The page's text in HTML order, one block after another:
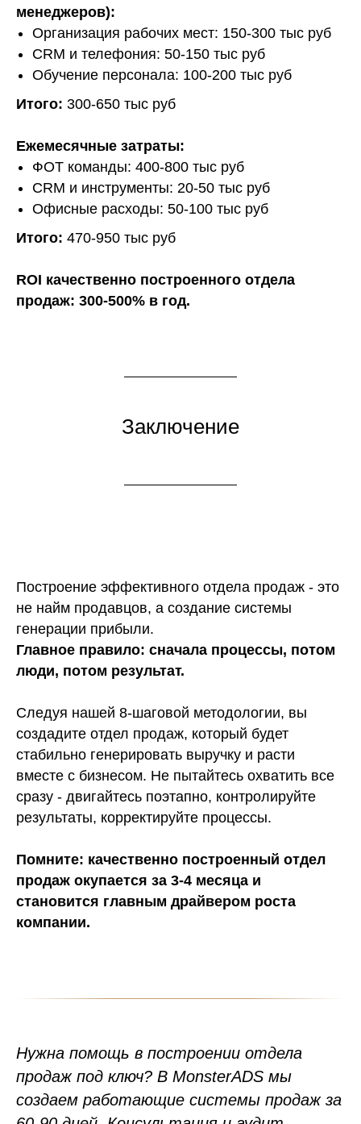
менеджеров):
Организация рабочих мест: 150-300 тыс руб
CRM и телефония: 50-150 тыс руб
Обучение персонала: 100-200 тыс руб
Итого: 300-650 тыс руб
Ежемесячные затраты:
ФОТ команды: 400-800 тыс руб
CRM и инструменты: 20-50 тыс руб
Офисные расходы: 50-100 тыс руб
Итого: 470-950 тыс руб
ROI качественно построенного отдела
продаж: 300-500% в год.
Заключение
Построение эффективного отдела продаж - это
не найм продавцов, а создание системы
генерации прибыли.
Главное правило: сначала процессы, потом
люди, потом результат.
Следуя нашей 8-шаговой методологии, вы
создадите отдел продаж, который будет
стабильно генерировать выручку и расти
вместе с бизнесом. Не пытайтесь охватить все
сразу - двигайтесь поэтапно, контролируйте
результаты, корректируйте процессы.
Помните: качественно построенный отдел
продаж окупается за 3-4 месяца и
становится главным драйвером роста
компании.
Нужна помощь в построении отдела
продаж под ключ? В MonsterADS мы
создаем работающие системы продаж за